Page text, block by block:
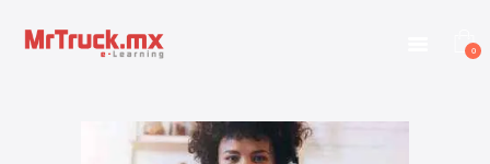
0
E-LEARNING
CONTACTANOS